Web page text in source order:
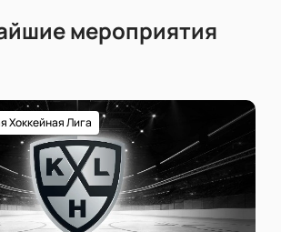
мероприятия
Хоккейная Лига